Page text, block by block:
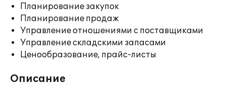
Планирование закупок
Планирование продаж
Управление отношениями с поставщиками
Управление складскими запасами
Ценообразование, прайс-листы
Описание